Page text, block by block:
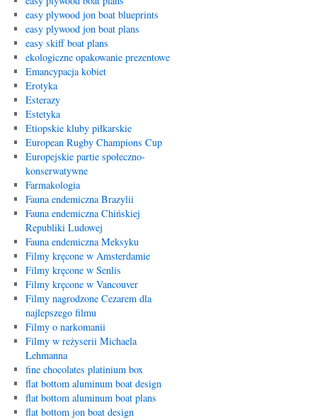
easy plywood jon boat blueprints
easy plywood jon boat plans
easy skiff boat plans
ekologiczne opakowanie prezentowe
Emancypacja kobiet
Erotyka
Esterazy
Estetyka
Etiopskie kluby piłkarskie
European Rugby Champions Cup
Europejskie partie społeczno-
konserwatywne
Farmakologia
Fauna endemiczna Brazylii
Fauna endemiczna Chińskiej
Republiki Ludowej
Fauna endemiczna Meksyku
Filmy kręcone w Amsterdamie
Filmy kręcone w Senlis
Filmy kręcone w Vancouver
Filmy nagrodzone Cezarem dla
najlepszego filmu
Filmy o narkomanii
Filmy w reżyserii Michaela
Lehmanna
fine chocolates platinium box
flat bottom aluminum boat design
flat bottom aluminum boat plans
flat bottom jon boat design